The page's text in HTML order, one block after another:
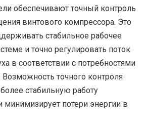
обеспечивают точный контроль
винтового компрессора. Это
стабильное рабочее
и точно регулировать поток
в соответствии с потребностями
Возможность точного контроля
стабильную работу
минимизирует потери энергии в